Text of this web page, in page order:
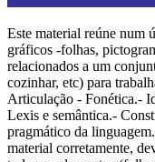
Este material reúne num
gráficos -folhas,
relacionados a um
cozinhar, etc) para
Articulação - Fonética.-
Lexis e semântica.-
pragmático da
material corretamente,